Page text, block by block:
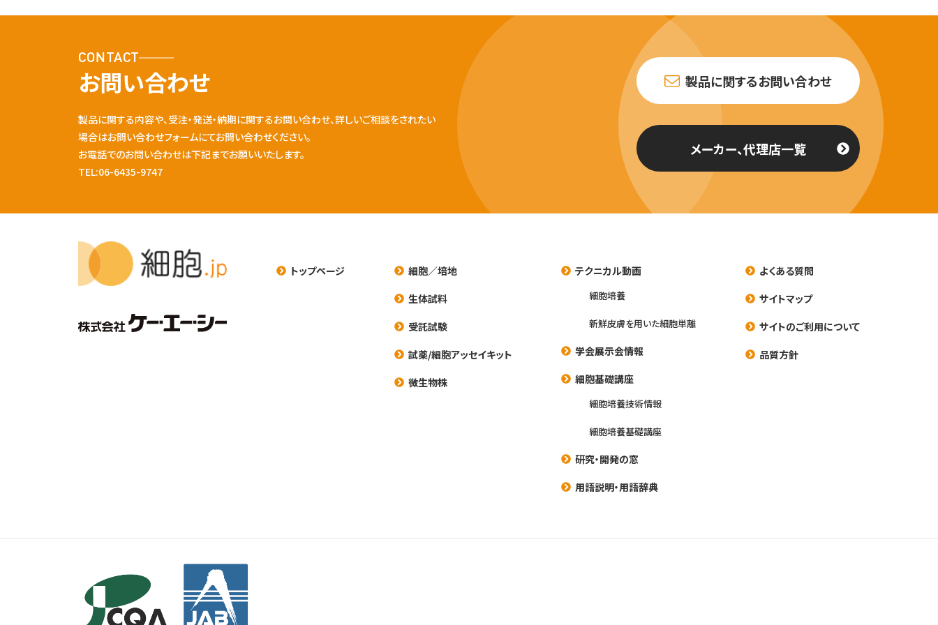
CONTACT
お問い合わせ
製品に関する内容や、受注・発送・納期に関するお問い合わせ、詳しいご相談をされたい
場合はお問い合わせフォームにてお問い合わせください。
お電話でのお問い合わせは下記までお願いいたします。
TEL:06-6435-9747
製品に関するお問い合わせ
メーカー、代理店一覧
トップページ
細胞／培地
生体試料
受託試験
試薬/細胞アッセイキット
微生物株
テクニカル動画
細胞培養
新鮮皮膚を用いた細胞単離
学会展示会情報
細胞基礎講座
細胞培養技術情報
細胞培養基礎講座
研究・開発の窓
用語説明・用語辞典
よくある質問
サイトマップ
サイトのご利用について
品質方針